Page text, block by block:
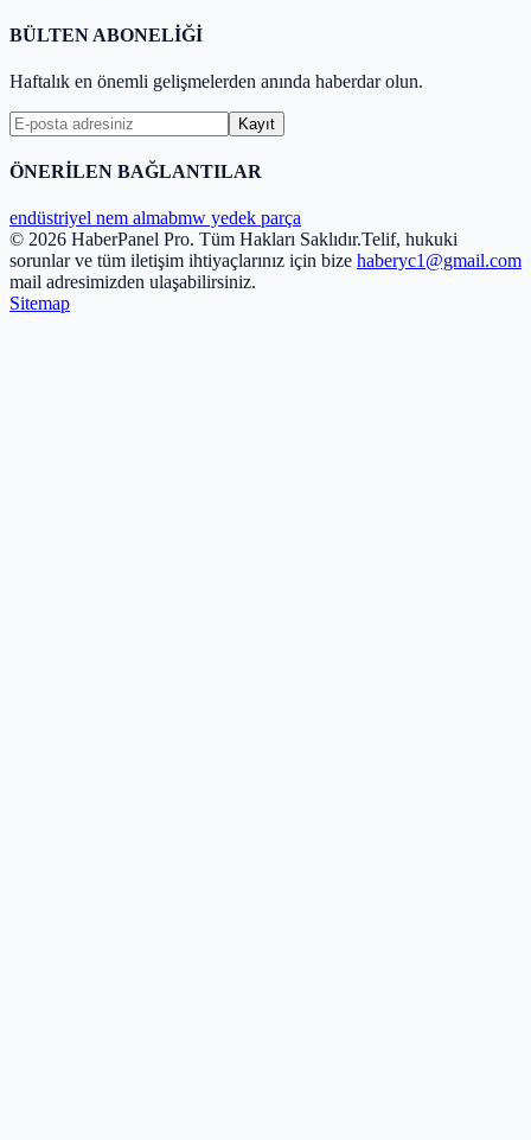
BÜLTEN ABONELİĞİ
Haftalık en önemli gelişmelerden anında haberdar olun.
Kayıt
ÖNERİLEN BAĞLANTILAR
endüstriyel nem almabmw yedek parça
© 2026 HaberPanel Pro. Tüm Hakları Saklıdır.Telif, hukuki
sorunlar ve tüm iletişim ihtiyaçlarınız için bize haberyc1@gmail.com
mail adresimizden ulaşabilirsiniz.
Sitemap